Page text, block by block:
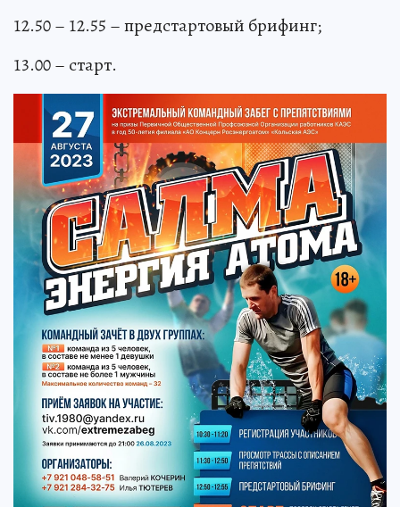
12.50 – 12.55 – предстартовый брифинг;
13.00 – старт.